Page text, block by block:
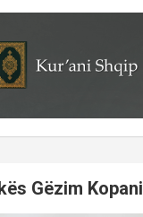
Gëzim Kopani